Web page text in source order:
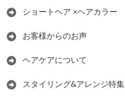
ショートヘア ×ヘアカラー
お客様からのお声
ヘアケアについて
スタイリング&アレンジ特集